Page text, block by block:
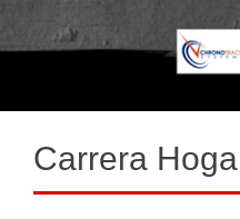
Carrera